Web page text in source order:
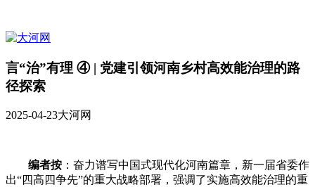
言“治”有理 ④ | 党建引领河南乡村高效能治理的路
径探索
2025-04-23大河网
编者按 ：奋力谱写中国式现代化河南篇章，新一届省委作
出“四高四争先”的重大战略部署，强调了实施高效能治理的重